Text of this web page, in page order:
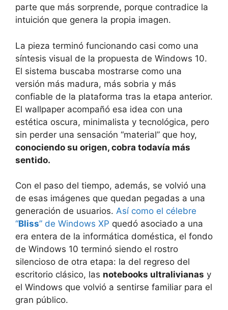
parte que más sorprende, porque contradice la
intuición que genera la propia imagen.
La pieza terminó funcionando casi como una
síntesis visual de la propuesta de Windows 10.
El sistema buscaba mostrarse como una
versión más madura, más sobria y más
confiable de la plataforma tras la etapa anterior.
El wallpaper acompañó esa idea con una
estética oscura, minimalista y tecnológica, pero
sin perder una sensación “material” que hoy,
conociendo su origen, cobra todavía más
sentido.
Con el paso del tiempo, además, se volvió una
de esas imágenes que quedan pegadas a una
generación de usuarios. Así como el célebre
“Bliss” de Windows XP quedó asociado a una
era entera de la informática doméstica, el fondo
de Windows 10 terminó siendo el rostro
silencioso de otra etapa: la del regreso del
escritorio clásico, las notebooks ultralivianas y
el Windows que volvió a sentirse familiar para el
gran público.